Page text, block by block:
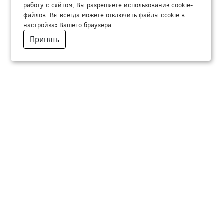
работу с сайтом, Вы разрешаете использование cookie-
файлов. Вы всегда можете отключить файлы cookie в
настройках Вашего браузера.
Принять